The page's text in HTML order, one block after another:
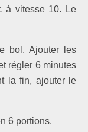
à vitesse 10. Le
bol. Ajouter les
régler 6 minutes
la fin, ajouter le
6 portions.